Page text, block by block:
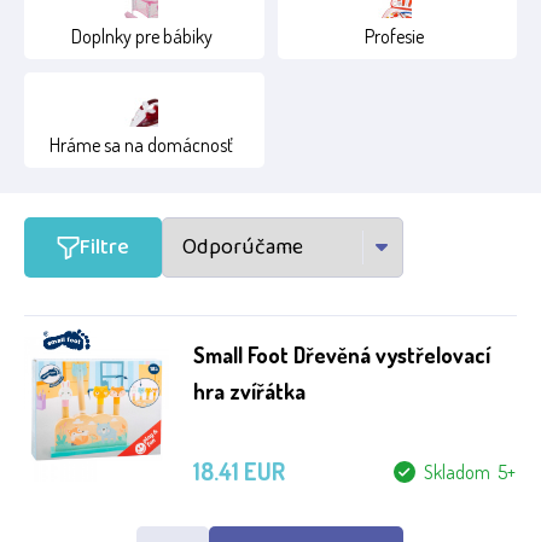
Doplnky pre bábiky Profesie
Hráme sa na domácnosť
Filtre
Small Foot Dřevěná vystřelovací
hra zvířátka
Skladom 5+
18.41 EUR